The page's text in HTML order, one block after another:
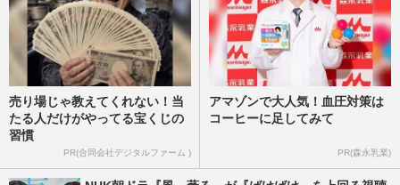
売り場じゃ教えてくれない！当
たる人だけがやってる宝くじの
習慣
PR(合同会社デジタルファーム )
アマゾンで大人気！血圧対策は
コーヒーに足してみて
PR(森永乳業)